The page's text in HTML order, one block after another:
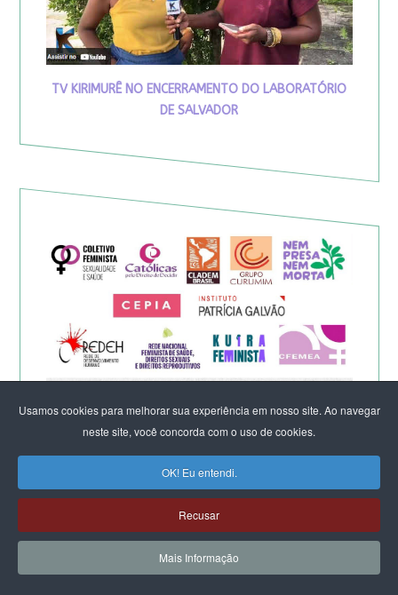
Usamos cookies para melhorar sua experiência em nosso site. Ao navegar
neste site, você concorda com o uso de cookies.
OK! Eu entendi.
Recusar
Mais Informação
TV KIRIMURÊ NO ENCERRAMENTO DO LABORATÓRIO
DE SALVADOR
Eleição de Erika Hilton para
Mulher é um fato importante
para a democracia